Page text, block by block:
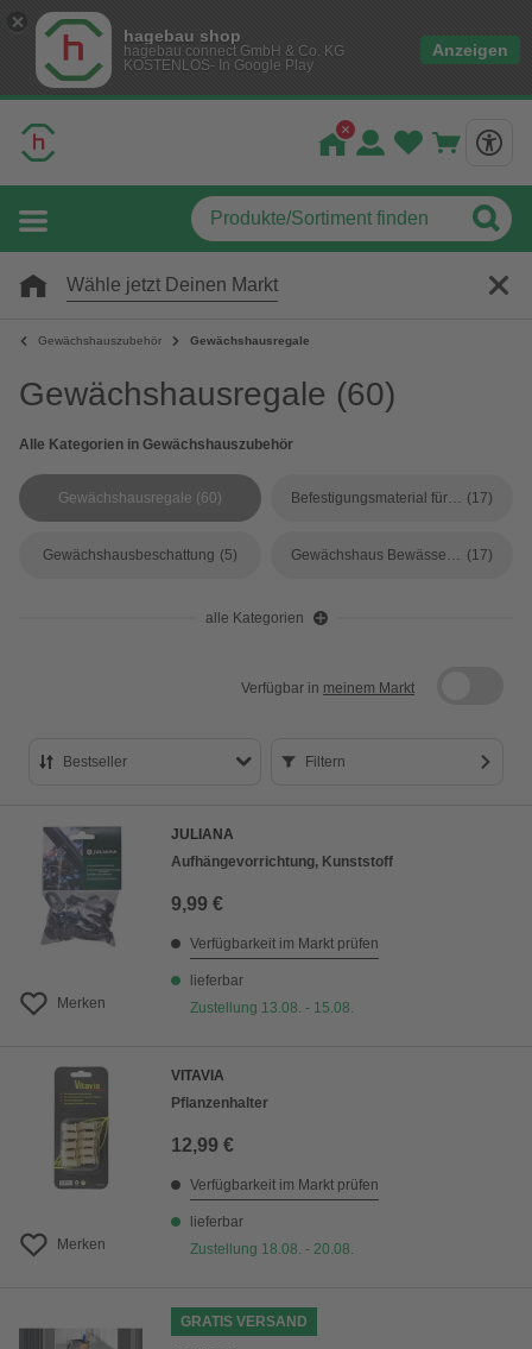
hagebau shop
hagebau connect GmbH & Co. KG
KOSTENLOS- In Google Play
Anzeigen
Wähle jetzt Deinen Markt
Gewächshauszubehör Gewächshausregale
Gewächshausregale (60)
Alle Kategorien in Gewächshauszubehör
Gewächshausregale (60) Befestigungsmaterial für Gewächshäuser (17)
Gewächshausbeschattung (5) Gewächshaus Bewässerung (17)
alle Kategorien
Verfügbar in meinem Markt
Bestseller
Preis aufsteigend
Preis absteigend
Bewertung
Filtern
Merken
JULIANA
Aufhängevorrichtung, Kunststoff
9,99 €
Verfügbarkeit im Markt prüfen
lieferbar
Zustellung 13.08. - 15.08.
Merken
VITAVIA
Pflanzenhalter
12,99 €
Verfügbarkeit im Markt prüfen
lieferbar
Zustellung 18.08. - 20.08.
GRATIS VERSAND